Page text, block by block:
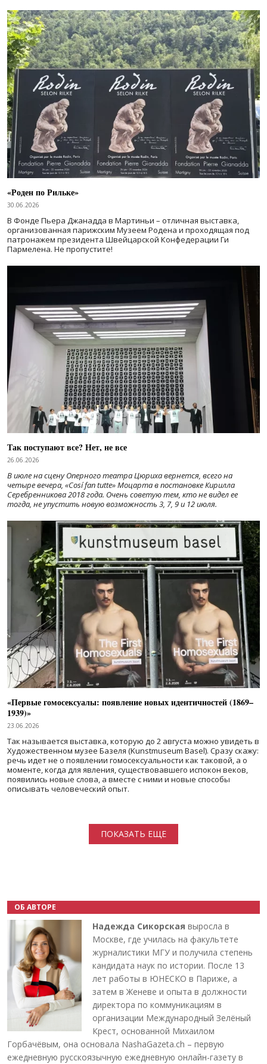
«Роден по Рильке»
30.06.2026
В Фонде Пьера Джанадда в Мартиньи – отличная выставка,
организованная парижским Музеем Родена и проходящая под
патронажем президента Швейцарской Конфедерации Ги
Пармелена. Не пропустите!
Так поступают все? Нет, не все
26.06.2026
В июле на сцену Оперного театра Цюриха вернется, всего на
четыре вечера, «Cosí fan tutte» Моцарта в постановке Кирилла
Серебренникова 2018 года. Очень советую тем, кто не видел ее
тогда, не упустить новую возможность 3, 7, 9 и 12 июля.
«Первые гомосексуалы: появление новых идентичностей (1869–
1939)»
23.06.2026
Так называется выставка, которую до 2 августа можно увидеть в
Художественном музее Базеля (Kunstmuseum Basel). Сразу скажу:
речь идет не о появлении гомосексуальности как таковой, а о
моменте, когда для явления, существовавшего испокон веков,
появились новые слова, а вместе с ними и новые способы
описывать человеческий опыт.
ПОКАЗАТЬ ЕЩЕ
ОБ АВТОРЕ
Надежда Сикорская выросла в
Москве, где училась на факультете
журналистики МГУ и получила степень
кандидата наук по истории. После 13
лет работы в ЮНЕСКО в Париже, а
затем в Женеве и опыта в должности
директора по коммуникациям в
организации Международный Зелёный
Крест, основанной Михаилом
Горбачёвым, она основала NashaGazeta.ch – первую
ежедневную русскоязычную ежедневную онлайн-газету в